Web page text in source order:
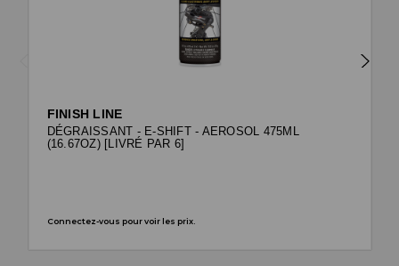
FINISH LINE
DÉGRAISSANT - E-SHIFT - AEROSOL 475ML
(16.67OZ) [LIVRÉ PAR 6]
Connectez-vous pour voir les prix.